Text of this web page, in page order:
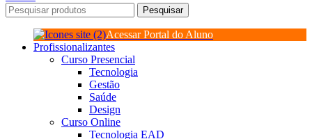
Pesquisar
Acessar Portal do Aluno
Profissionalizantes
Curso Presencial
Tecnologia
Gestão
Saúde
Design
Curso Online
Tecnologia EAD